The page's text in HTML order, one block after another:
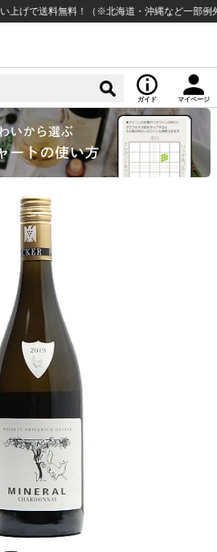
料無料！（※北海道・沖縄など一部例外地域
ガイド マイページ